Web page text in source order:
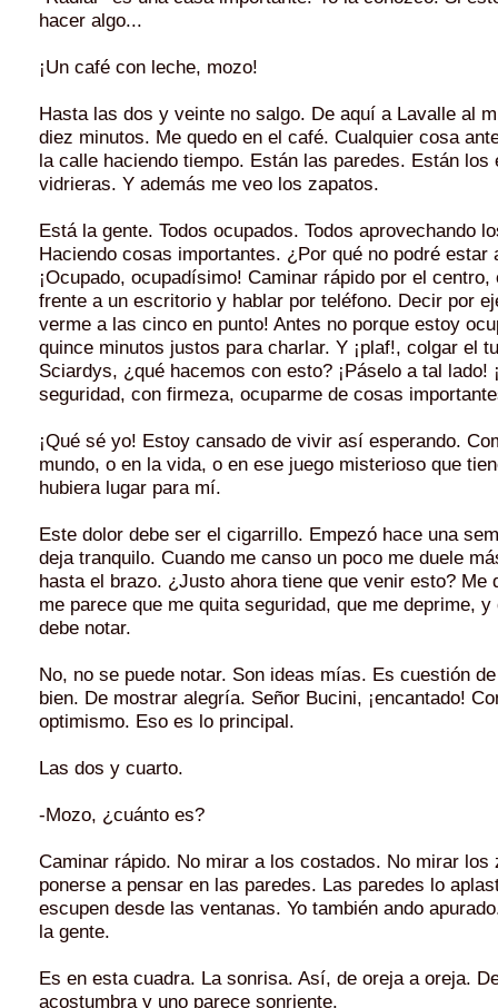
hacer algo...
¡Un café con leche, mozo!
Hasta las dos y veinte no salgo. De aquí a Lavalle al
diez minutos. Me quedo en el café. Cualquier cosa
la calle haciendo tiempo. Están las paredes. Están los
vidrieras. Y además me veo los zapatos.
Está la gente. Todos ocupados. Todos aprovechando
Haciendo cosas importantes. ¿Por qué no podré estar
¡Ocupado, ocupadísimo! Caminar rápido por el centro,
frente a un escritorio y hablar por teléfono. Decir por
verme a las cinco en punto! Antes no porque estoy
quince minutos justos para charlar. Y ¡plaf!, colgar el
Sciardys, ¿qué hacemos con esto? ¡Páselo a tal lado!
seguridad, con firmeza, ocuparme de cosas
¡Qué sé yo! Estoy cansado de vivir así esperando.
mundo, o en la vida, o en ese juego misterioso que
hubiera lugar para mí.
Este dolor debe ser el cigarrillo. Empezó hace una
deja tranquilo. Cuando me canso un poco me duele
hasta el brazo. ¿Justo ahora tiene que venir esto? Me
me parece que me quita seguridad, que me deprime,
debe notar.
No, no se puede notar. Son ideas mías. Es cuestión
bien. De mostrar alegría. Señor Bucini, ¡encantado!
optimismo. Eso es lo principal.
Las dos y cuarto.
-Mozo, ¿cuánto es?
Caminar rápido. No mirar a los costados. No mirar los
ponerse a pensar en las paredes. Las paredes lo
escupen desde las ventanas. Yo también ando
la gente.
Es en esta cuadra. La sonrisa. Así, de oreja a oreja.
acostumbra y uno parece sonriente.